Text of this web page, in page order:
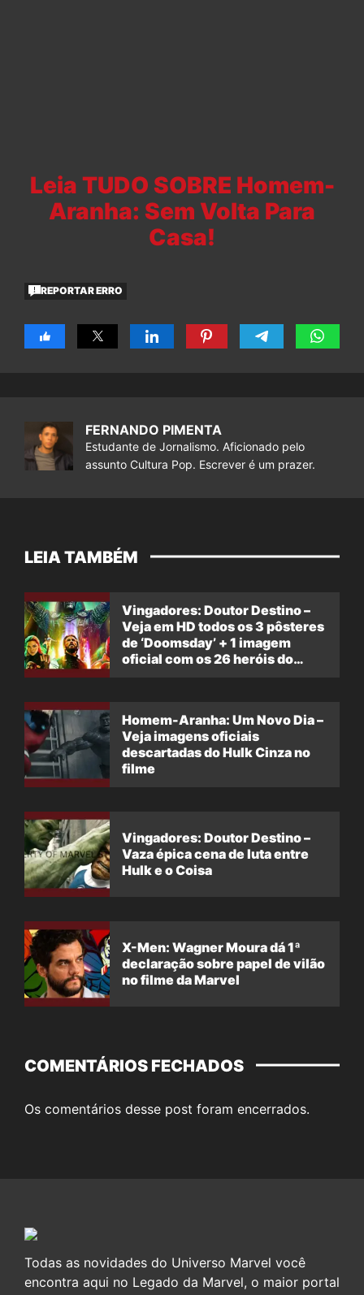
Leia TUDO SOBRE Homem-
Aranha: Sem Volta Para
Casa!
REPORTAR ERRO
FERNANDO PIMENTA
Estudante de Jornalismo. Aficionado pelo
assunto Cultura Pop. Escrever é um prazer.
LEIA TAMBÉM
Vingadores: Doutor Destino –
Veja em HD todos os 3 pôsteres
de ‘Doomsday’ + 1 imagem
oficial com os 26 heróis do
Homem-Aranha: Um Novo Dia –
Veja imagens oficiais
descartadas do Hulk Cinza no
filme
Vingadores: Doutor Destino –
Vaza épica cena de luta entre
Hulk e o Coisa
X-Men: Wagner Moura dá 1ª
declaração sobre papel de vilão
no filme da Marvel
COMENTÁRIOS FECHADOS
Os comentários desse post foram encerrados.
Todas as novidades do Universo Marvel você
encontra aqui no Legado da Marvel, o maior portal